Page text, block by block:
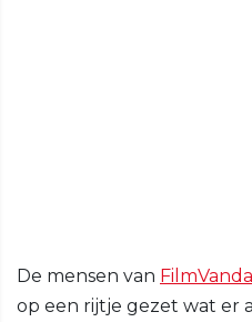
De mensen van
op een rijtje gezet wat er